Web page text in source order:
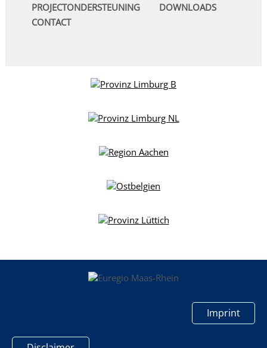
PROJECTONDERSTEUNING
DOWNLOADS
CONTACT
Imprint